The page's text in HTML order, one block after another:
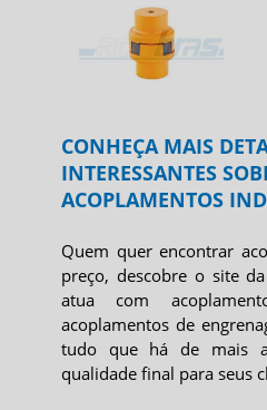
CONHEÇA MAIS
INTERESSANTES
ACOPLAMENTOS
Quem quer encontrar
preço, descobre o site
atua com
acoplamentos de
tudo que há de mais
qualidade final para seus